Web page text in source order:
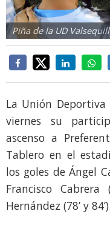
Piña de la UD
La Unión
viernes su
ascenso a
Tablero en el
los goles de Ángel
Francisco
Hernández (78’ y 84’).